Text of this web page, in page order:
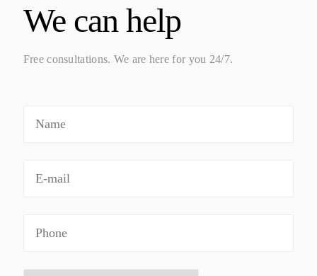
We can help
Free consultations. We are here for you 24/7.